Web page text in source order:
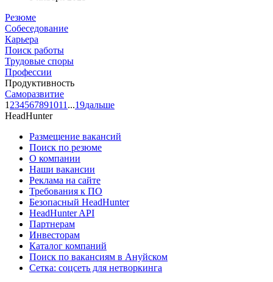
Резюме
Собеседование
Карьера
Поиск работы
Трудовые споры
Профессии
Продуктивность
Саморазвитие
1 234567891011 ...19дальше
HeadHunter
Размещение вакансий
Поиск по резюме
О компании
Наши вакансии
Реклама на сайте
Требования к ПО
Безопасный HeadHunter
HeadHunter API
Партнерам
Инвесторам
Каталог компаний
Поиск по вакансиям в Ануйском
Сетка: соцсеть для нетворкинга